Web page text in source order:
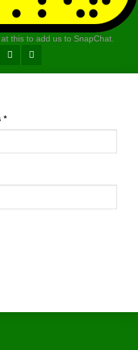
this to add us to SnapChat.
*Required